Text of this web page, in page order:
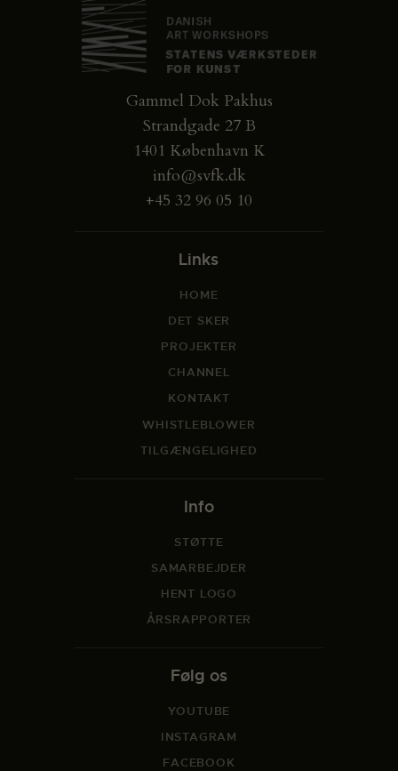
Gammel Dok Pakhus
Strandgade 27 B
1401 København K
info@svfk.dk
+45 32 96 05 10
Links
HOME
DET SKER
PROJEKTER
CHANNEL
KONTAKT
WHISTLEBLOWER
TILGÆNGELIGHED
Info
STØTTE
SAMARBEJDER
HENT LOGO
ÅRSRAPPORTER
Følg os
YOUTUBE
INSTAGRAM
FACEBOOK